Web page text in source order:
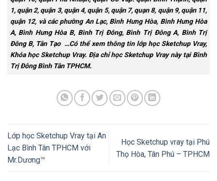
Tư vấn
0982.512.785
Call:0982.512.785
Zalo:(+84).982.512.785
Ms.Thu Thủy
Call:0888.666.100